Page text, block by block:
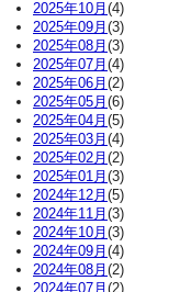
2025年10月 (4)
2025年09月 (3)
2025年08月 (3)
2025年07月 (4)
2025年06月 (2)
2025年05月 (6)
2025年04月 (5)
2025年03月 (4)
2025年02月 (2)
2025年01月 (3)
2024年12月 (5)
2024年11月 (3)
2024年10月 (3)
2024年09月 (4)
2024年08月 (2)
2024年07月 (2)